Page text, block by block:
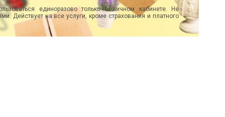
единоразово только в личном кабинете. Не
Действует на все услуги, кроме страхования и платного